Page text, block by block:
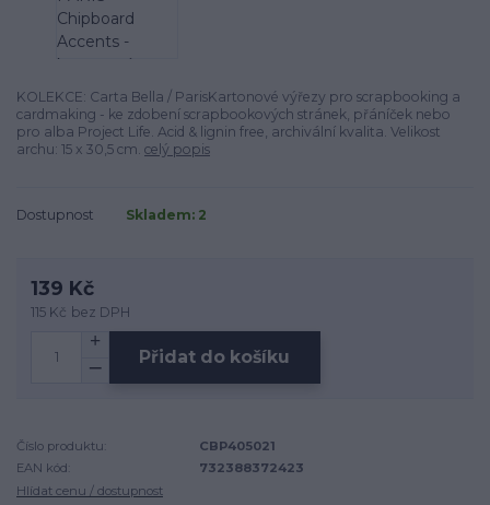
KOLEKCE: Carta Bella / ParisKartonové výřezy pro scrapbooking a
cardmaking - ke zdobení scrapbookových stránek, přáníček nebo
pro alba Project Life. Acid & lignin free, archivální kvalita. Velikost
archu: 15 x 30,5 cm. celý popis
Dostupnost Skladem: 2
139 Kč
115 Kč bez DPH
Přidat do košíku
Číslo produktu:
CBP405021
EAN kód:
732388372423
Hlídat cenu / dostupnost